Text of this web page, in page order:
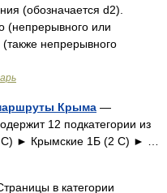
(обозначается d2).
(непрерывного или
(также непрерывного
Крыма —
12 подкатегории из
С) ► Крымские 1Б‎ (2 С) ► …
в категории